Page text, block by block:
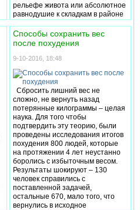
рельефе живота или абсолютное
равнодушие к складкам в районе
талии – крайности, которые не
обязательны в вопросе ухода за
собственной фигурой. Истина
лежит посередине: плоский
живот является профилактикой
Желающим создать свой плоский
живот секреты и уход за фигурой
необходимо связывать с
возрастными особенностями
строения тела.
Способы сохранить вес
после похудения
9-10-2016, 18:48
Сбросить лишний вес не
сложно, не вернуть назад
потерянные килограммы – целая
наука. Для того чтобы
подтвердить эту теорию, были
проведены исследования итогов
похудения 800 людей, которые
на протяжении 4 лет неустанно
боролись с избыточным весом.
Результаты шокируют – 130
человек справились с
поставленной задачей,
остальные 670, мало того, что
вернулись в исходное